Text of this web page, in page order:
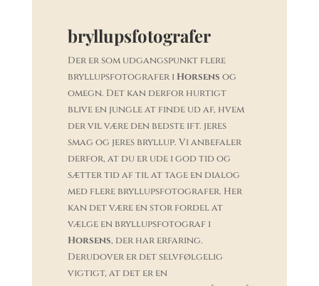
bryllupsfotografer
Der er som udgangspunkt flere
bryllupsfotografer i Horsens og
omegn. Det kan derfor hurtigt
blive en jungle at finde ud af, hvem
der vil være den bedste ift. jeres
smag og jeres bryllup. Vi anbefaler
derfor, at du er ude i god tid og
sætter tid af til at tage en dialog
med flere bryllupsfotografer. Her
kan det være en stor fordel at
vælge en bryllupsfotograf i
Horsens, der har erfaring.
Derudover er det selvfølgelig
vigtigt, at det er en